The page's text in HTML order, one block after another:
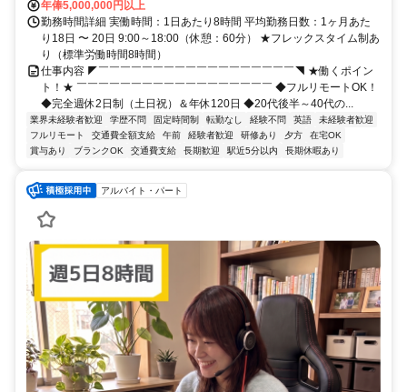
年俸5,000,000円以上
勤務時間詳細 実働時間：1日あたり8時間 平均勤務日数：1ヶ月あた
り18日 〜 20日 9:00～18:00（休憩：60分） ★フレックスタイム制あ
り（標準労働時間8時間）
仕事内容 ◤￣￣￣￣￣￣￣￣￣￣￣￣￣￣￣￣￣￣◥ ★働くポイン
ト！★ ￣￣￣￣￣￣￣￣￣￣￣￣￣￣￣￣￣￣ ◆フルリモートOK！
◆完全週休2日制（土日祝）＆年休120日 ◆20代後半～40代の...
業界未経験者歓迎 学歴不問 固定時間制 転勤なし 経験不問 英語
未経験者歓迎
フルリモート
交通費全額支給 午前 経験者歓迎 研修あり 夕方
在宅OK
賞与あり
ブランクOK 交通費支給 長期歓迎 駅近5分以内 長期休暇あり
アルバイト・パート